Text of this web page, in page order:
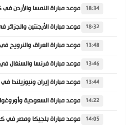
18:34
18:32
13:48
13:46
13:44
14:22
14:05